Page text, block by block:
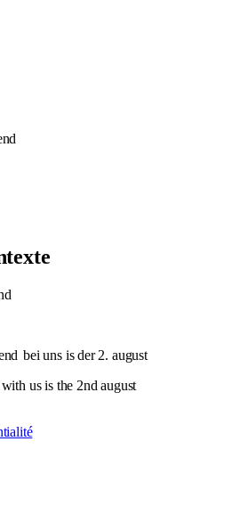
bei uns is der 2. august
us is the 2nd august